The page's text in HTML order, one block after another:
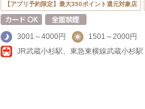
【アプリ予約限定】最大350ポイント還元対象店
3001～4000円
1501～2000円
JR武蔵小杉駅、東急東横線武蔵小杉駅